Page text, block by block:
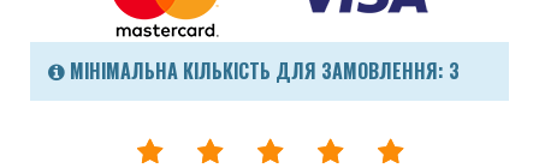
МІНІМАЛЬНА КІЛЬКІСТЬ ДЛЯ ЗАМОВЛЕННЯ: 3